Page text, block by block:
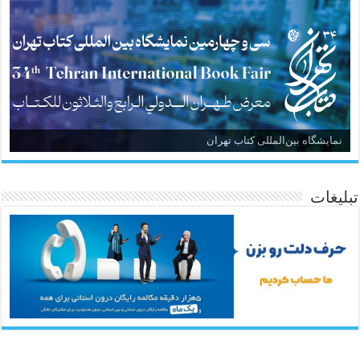
نمایشگاه بین‌المللی کتاب تهران
تبلیغات